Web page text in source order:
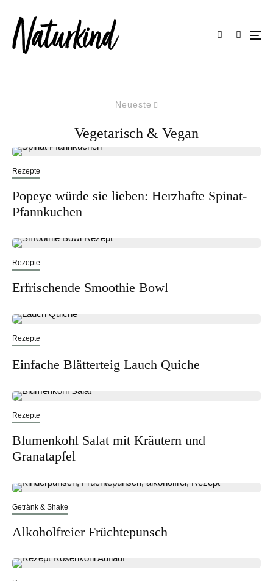
Neueste
Vegetarisch & Vegan
Rezepte
Popeye würde sie lieben: Herzhafte Spinat-
Pfannkuchen
Rezepte
Erfrischende Smoothie Bowl
Rezepte
Einfache Blätterteig Lauch Quiche
Rezepte
Blumenkohl Salat mit Kräutern und
Granatapfel
Getränk & Shake
Alkoholfreier Früchtepunsch